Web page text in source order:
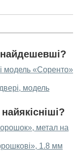
найдешевші?
модель «Соренто»
модель
метал на
1.8 мм